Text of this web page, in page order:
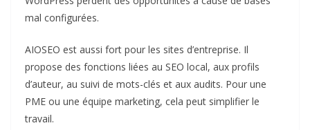
mal configurées.
AIOSEO est aussi fort pour les sites d’entreprise. Il
propose des fonctions liées au SEO local, aux profils
d’auteur, au suivi de mots-clés et aux audits. Pour une
PME ou une équipe marketing, cela peut simplifier le
travail.